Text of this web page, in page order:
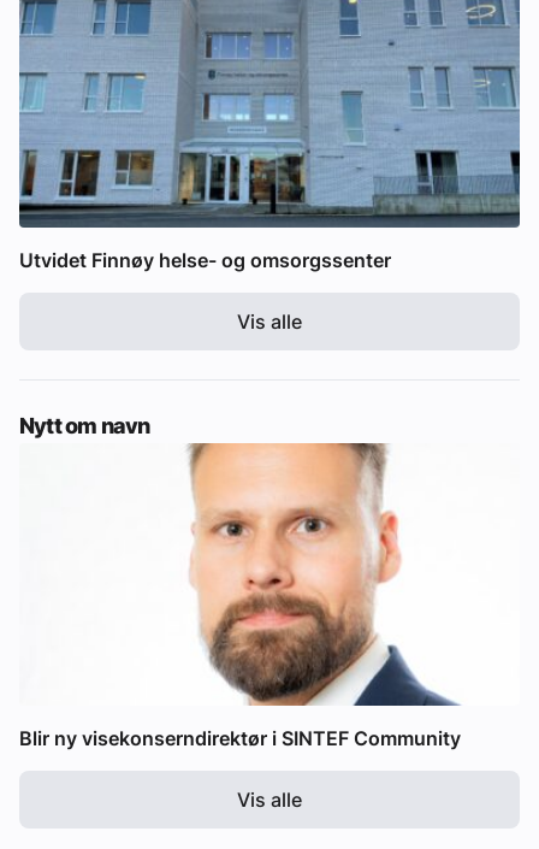
Utvidet Finnøy helse- og omsorgssenter
Vis alle
Nytt om navn
Blir ny visekonserndirektør i SINTEF Community
Vis alle